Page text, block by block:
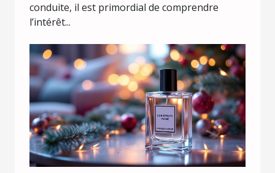
conduite
conduite, il est primordial de comprendre
l’intérêt...